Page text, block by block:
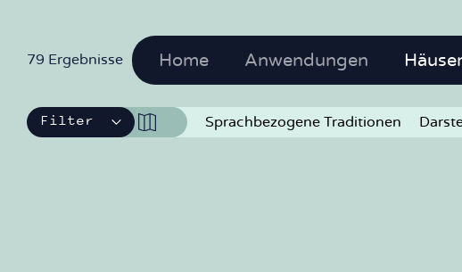
Home Anwendungen
Filter Sprachbezogene Traditionen
IKE
79 Ergebnisse